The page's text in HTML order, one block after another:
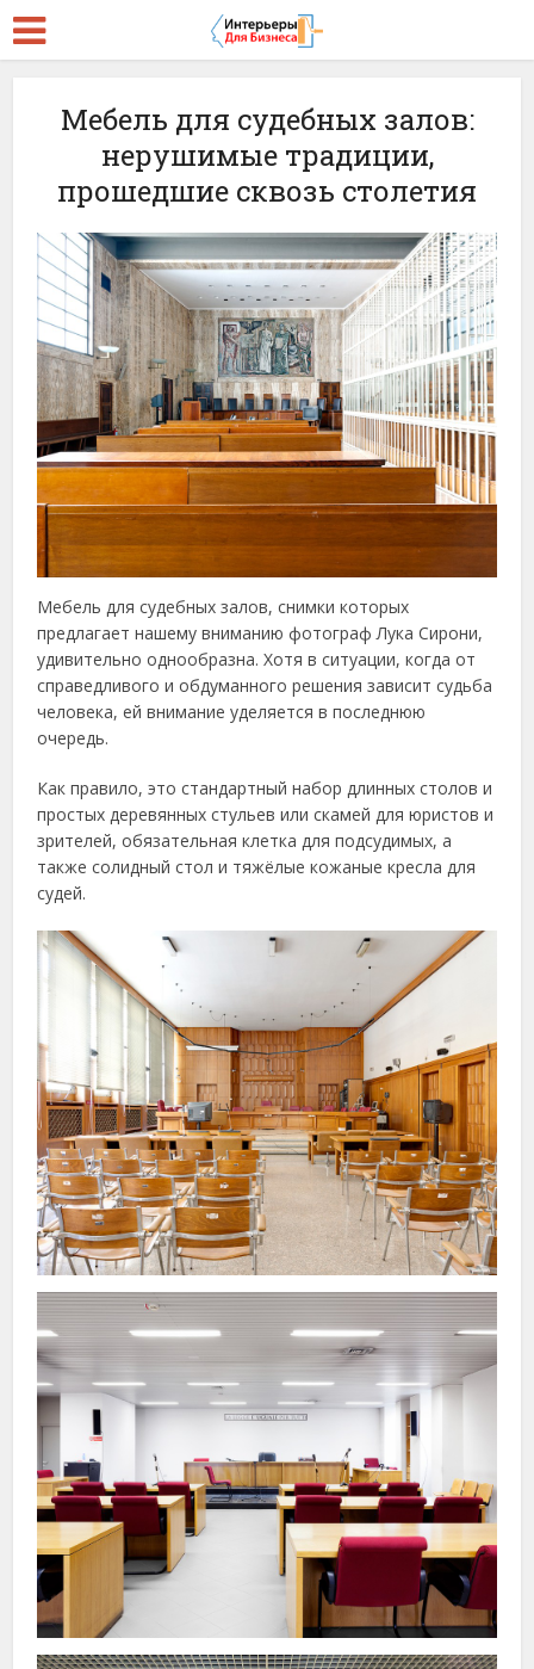
Мебель для судебных залов:
нерушимые традиции,
прошедшие сквозь столетия
Мебель для судебных залов, снимки которых
предлагает нашему вниманию фотограф Лука Сирони,
удивительно однообразна. Хотя в ситуации, когда от
справедливого и обдуманного решения зависит судьба
человека, ей внимание уделяется в последнюю
очередь.
Как правило, это стандартный набор длинных столов и
простых деревянных стульев или скамей для юристов и
зрителей, обязательная клетка для подсудимых, а
также солидный стол и тяжёлые кожаные кресла для
судей.